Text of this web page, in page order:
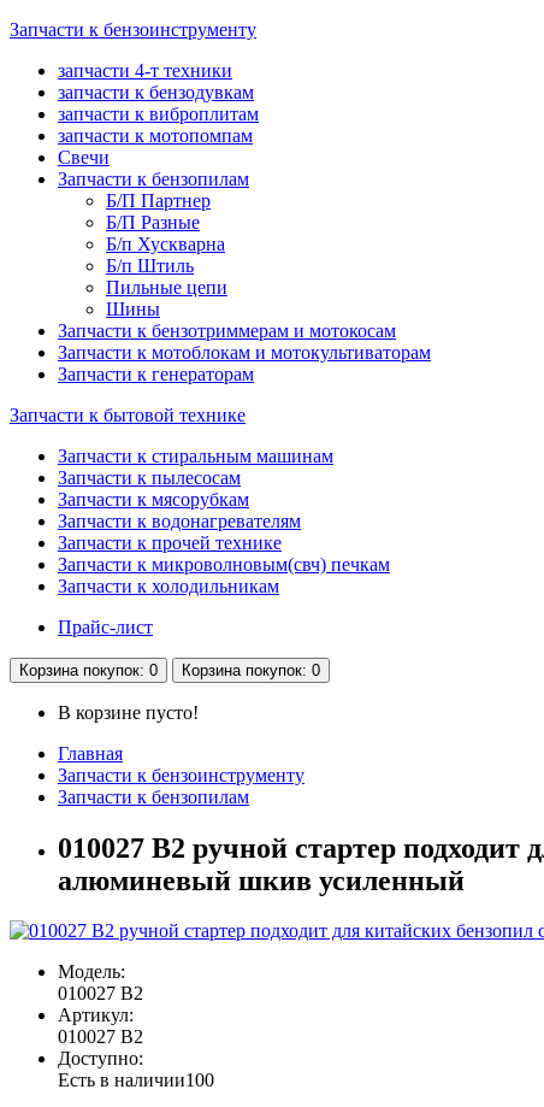
Запчасти к бензоинструменту
запчасти 4-т техники
запчасти к бензодувкам
запчасти к виброплитам
запчасти к мотопомпам
Свечи
Запчасти к бензопилам
Б/П Партнер
Б/П Разные
Б/п Хускварна
Б/п Штиль
Пильные цепи
Шины
Запчасти к бензотриммерам и мотокосам
Запчасти к мотоблокам и мотокультиваторам
Запчасти к генераторам
Запчасти к бытовой технике
Запчасти к стиральным машинам
Запчасти к пылесосам
Запчасти к мясорубкам
Запчасти к водонагревателям
Запчасти к прочей технике
Запчасти к микроволновым(свч) печкам
Запчасти к холодильникам
Прайс-лист
Корзина покупок: 0 Корзина покупок: 0
В корзине пусто!
Главная
Запчасти к бензоинструменту
Запчасти к бензопилам
010027 В2 ручной стартер
алюминевый шкив усиленный
Модель:
010027 В2
Артикул:
010027 В2
Доступно:
Есть в наличии100